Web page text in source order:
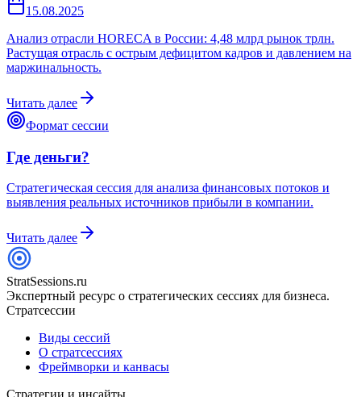
15.08.2025
Анализ отрасли HORECA в России: 4,48 млрд рынок трлн.
Растущая отрасль с острым дефицитом кадров и давлением на
маржинальность.
Читать далее
Формат сессии
Где деньги?
Стратегическая сессия для анализа финансовых потоков и
выявления реальных источников прибыли в компании.
Читать далее
StratSessions.ru
Экспертный ресурс о стратегических сессиях для бизнеса.
Стратсессии
Виды сессий
О стратсессиях
Фреймворки и канвасы